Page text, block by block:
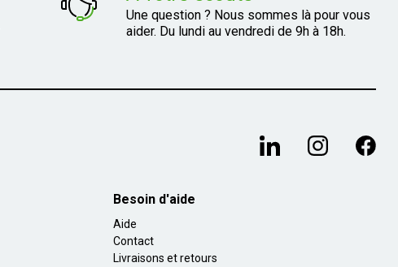
Une question ? Nous sommes là pour vous
aider. Du lundi au vendredi de 9h à 18h.
Besoin d'aide
Aide
Contact
Livraisons et retours